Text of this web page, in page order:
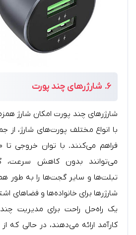
۶. شارژرهای چند پورت
شارژرهای چند پورت امکان شارژ
می‌توانند بدون کاهش سرعت،
تبلت‌ها و سایر گجت‌ها را به طور
شارژرها برای خانواده‌ها و فضاهای
یک راه‌حل راحت برای مدیریت
کارآمد ارائه می‌دهند، در حالی که